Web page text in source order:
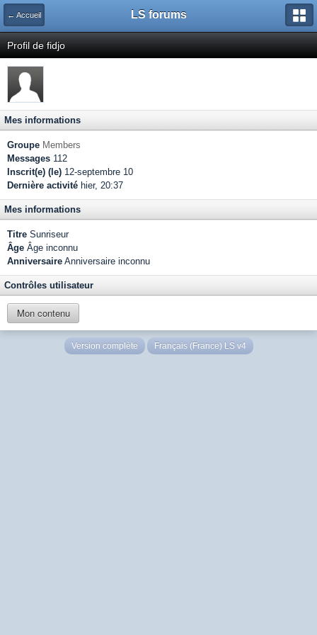
← Accueil LS forums
Profil de fidjo
Mes informations
Groupe Members
Messages 112
Inscrit(e) (le) 12-septembre 10
Dernière activité hier, 20:37
Mes informations
Titre Sunriseur
Âge Âge inconnu
Anniversaire Anniversaire inconnu
Contrôles utilisateur
Mon contenu
Version complète Français (France) LS v4